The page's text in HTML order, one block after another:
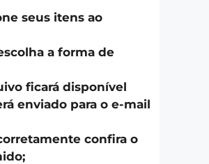
seus itens ao
a forma de
ficará disponível
enviado para o e-mail
confira o